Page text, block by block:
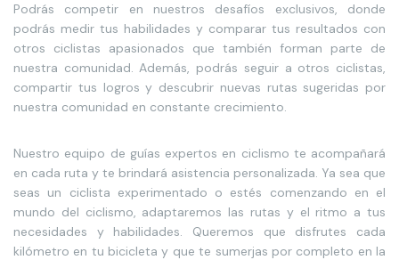
Podrás competir en nuestros desafíos exclusivos, donde
podrás medir tus habilidades y comparar tus resultados con
otros ciclistas apasionados que también forman parte de
nuestra comunidad. Además, podrás seguir a otros ciclistas,
compartir tus logros y descubrir nuevas rutas sugeridas por
nuestra comunidad en constante crecimiento.
Nuestro equipo de guías expertos en ciclismo te acompañará
en cada ruta y te brindará asistencia personalizada. Ya sea que
seas un ciclista experimentado o estés comenzando en el
mundo del ciclismo, adaptaremos las rutas y el ritmo a tus
necesidades y habilidades. Queremos que disfrutes cada
kilómetro en tu bicicleta y que te sumerjas por completo en la